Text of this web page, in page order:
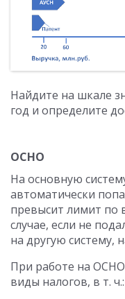
Найдите на шкале
год и определите
ОСНО
На основную
автоматически
превысит лимит по
случае, если не
на другую систему,
При работе на
виды налогов, в т. ч.: